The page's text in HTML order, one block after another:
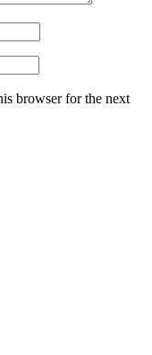
browser for the next